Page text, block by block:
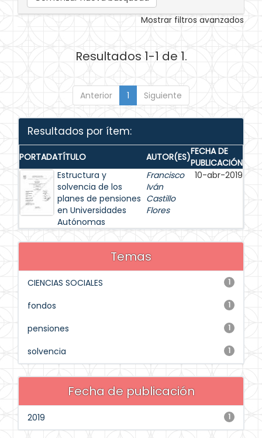
Mostrar filtros avanzados
Resultados 1-1 de 1.
Anterior 1 Siguiente
Resultados por ítem:
PORTADATÍTULO AUTOR(ES)FECHA DE
PUBLICACIÓN
Estructura y
solvencia de los
planes de pensiones
en Universidades
Autónomas
Francisco
Iván
Castillo
Flores
10-abr-2019
Temas
1
CIENCIAS SOCIALES
1
fondos
1
pensiones
1
solvencia
Fecha de publicación
1
2019